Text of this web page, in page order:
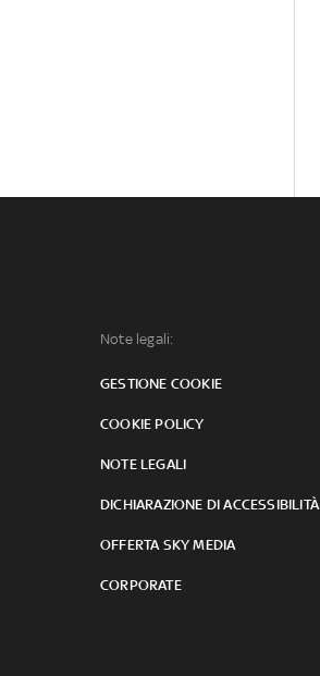
Note legali:
GESTIONE COOKIE
COOKIE POLICY
NOTE LEGALI
DICHIARAZIONE DI ACCESSIBILITÀ
OFFERTA SKY MEDIA
CORPORATE